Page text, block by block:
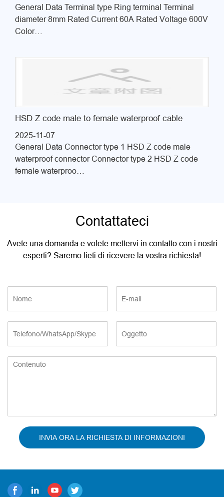
General Data Terminal type Ring terminal Terminal
diameter 8mm Rated Current 60A Rated Voltage 600V
Color…
HSD Z code male to female waterproof cable
2025-11-07
General Data Connector type 1 HSD Z code male
waterproof connector Connector type 2 HSD Z code
female waterproo…
Contattateci
Avete una domanda e volete mettervi in contatto con i nostri
esperti? Saremo lieti di ricevere la vostra richiesta!
INVIA ORA LA RICHIESTA DI INFORMAZIONI